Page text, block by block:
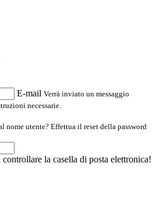
E-mail Verrà inviato un messaggio
necessarie.
nome utente? Effettua il reset della password
la casella di posta elettronica!